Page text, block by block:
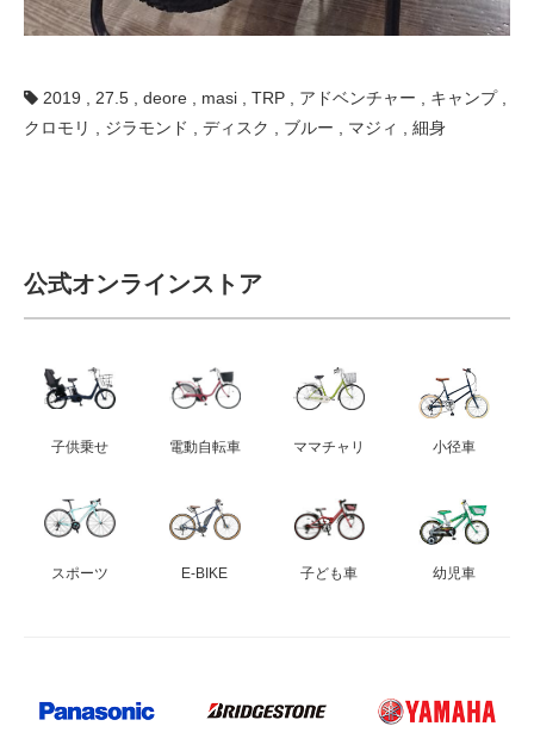
2019 27.5 deore masi TRP アドベンチャー キャンプ,
クロモリ
ジラモンド ディスク ブルー マジィ 細身
公式オンラインストア
子供乗せ 電動自転車 ママチャリ 小径車
スポーツ E-BIKE 子ども車 幼児車